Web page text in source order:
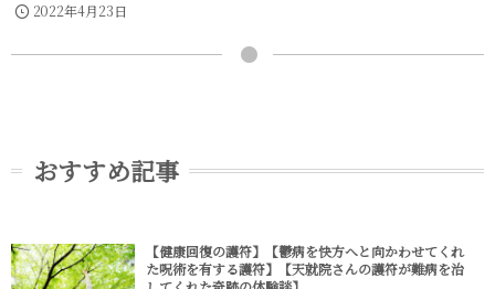
2022年4月23日
おすすめ記事
【健康回復の護符】【鬱病を快方へと向かわせてくれ
た呪術を有する護符】【天就院さんの護符が難病を治